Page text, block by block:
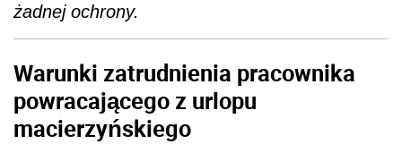
żadnej ochrony.
Warunki zatrudnienia pracownika
powracającego z urlopu
macierzyńskiego